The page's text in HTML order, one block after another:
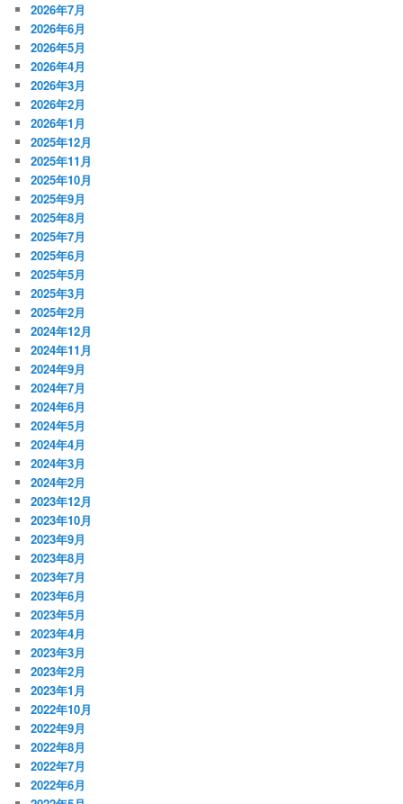
2026年7月
2026年6月
2026年5月
2026年4月
2026年3月
2026年2月
2026年1月
2025年12月
2025年11月
2025年10月
2025年9月
2025年8月
2025年7月
2025年6月
2025年5月
2025年3月
2025年2月
2024年12月
2024年11月
2024年9月
2024年7月
2024年6月
2024年5月
2024年4月
2024年3月
2024年2月
2023年12月
2023年10月
2023年9月
2023年8月
2023年7月
2023年6月
2023年5月
2023年4月
2023年3月
2023年2月
2023年1月
2022年10月
2022年9月
2022年8月
2022年7月
2022年6月